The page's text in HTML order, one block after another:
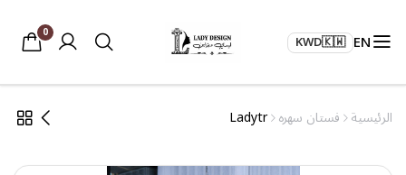
EN
🇰🇼
KWD
0
الرئيسية فستان سهره Ladytr